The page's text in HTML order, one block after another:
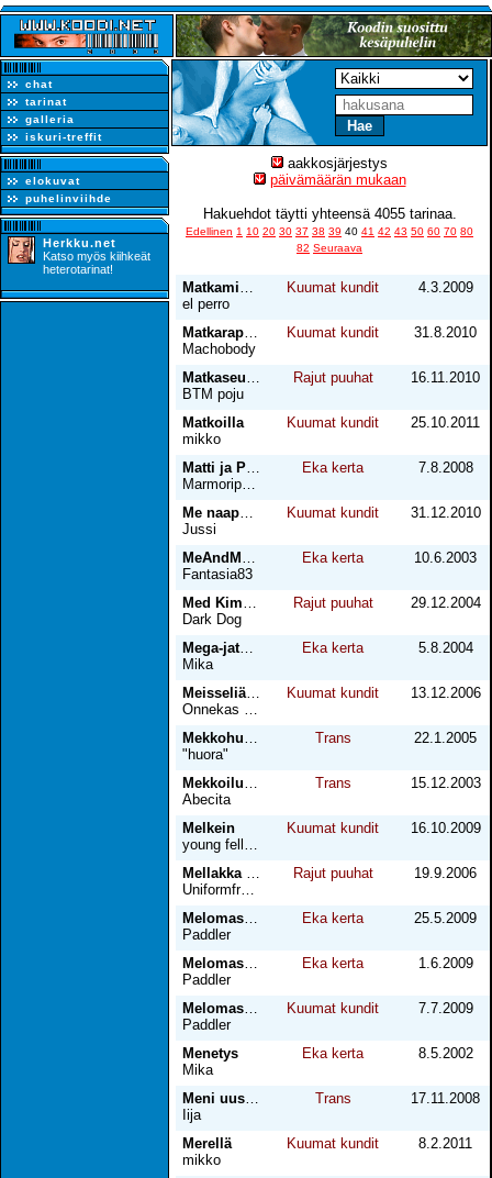
chat
tarinat
galleria
iskuri-treffit
elokuvat
puhelinviihde
Herkku.net
Katso myös kiihkeät
heterotarinat!
aakkosjärjestys
päivämäärän mukaan
Hakuehdot täytti yhteensä 4055 tarinaa.
Edellinen 1 10 20 30 37 38 39 40 41 42 43 50 60 70 80
82 Seuraava
el perro
Kuumat kundit 4.3.2009
Machobody
Kuumat kundit 31.8.2010
BTM poju
Rajut puuhat 16.11.2010
Matkoilla
mikko
Kuumat kundit 25.10.2011
Marmoripoika
Eka kerta 7.8.2008
Jussi
Kuumat kundit 31.12.2010
Fantasia83
Eka kerta 10.6.2003
Dark Dog
Rajut puuhat 29.12.2004
Mega-jatkot Akin luona
Mika
Eka kerta 5.8.2004
Onnekas remonttimies
Kuumat kundit 13.12.2006
"huora"
Trans 22.1.2005
Abecita
Trans 15.12.2003
Melkein
young fellow
Kuumat kundit 16.10.2009
Uniformfreak
Rajut puuhat 19.9.2006
Paddler
Eka kerta 25.5.2009
Paddler
Eka kerta 1.6.2009
Paddler
Kuumat kundit 7.7.2009
Menetys
Mika
Eka kerta 8.5.2002
Iija
Trans 17.11.2008
Merellä
mikko
Kuumat kundit 8.2.2011